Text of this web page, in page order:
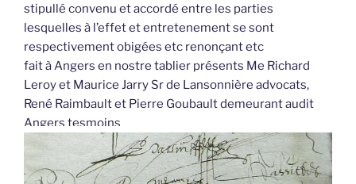
stipullé convenu et accordé entre les parties
lesquelles à l’effet et entretenement se sont
respectivement obigées etc renonçant etc
fait à Angers en nostre tablier présents Me Richard
Leroy et Maurice Jarry Sr de Lansonnière advocats,
René Raimbault et Pierre Goubault demeurant audit
Angers tesmoins